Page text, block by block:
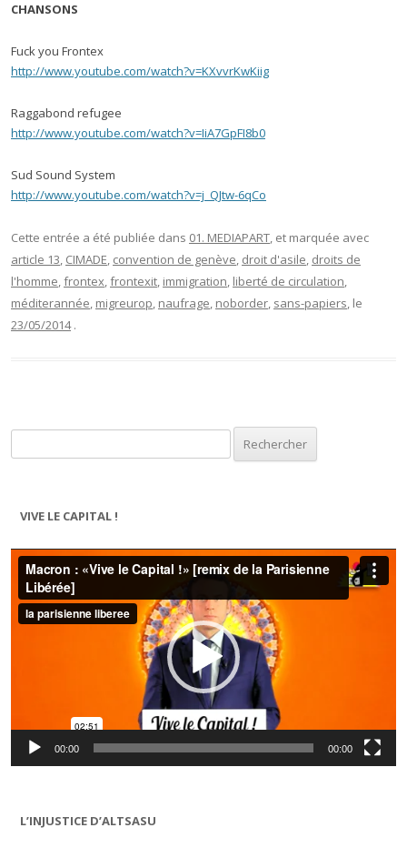
CHANSONS
Fuck you Frontex
http://www.youtube.com/watch?v=KXvvrKwKiig
Raggabond refugee
http://www.youtube.com/watch?v=IiA7GpFI8b0
Sud Sound System
http://www.youtube.com/watch?v=j_QJtw-6qCo
Cette entrée a été publiée dans 01. MEDIAPART, et marquée avec
article 13, CIMADE, convention de genève, droit d'asile, droits de
l'homme,frontex,frontexit, immigration, liberté de circulation,
méditerannée, migreurop, naufrage, noborder, sans-papiers, le
23/05/2014 .
VIVE LE CAPITAL !
Lecteur
vidéo
00:00 00:00
L’INJUSTICE D’ALTSASU